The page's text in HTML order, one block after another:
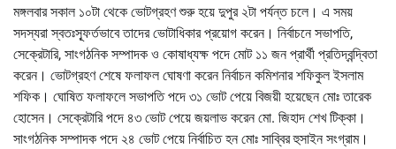
মঙ্গলবার সকাল ১০টা থেকে ভোটগ্রহণ শুরু হয়ে দুপুর ২টা পর্যন্ত চলে। এ সময়
সদস্যরা স্বতঃস্ফূর্তভাবে তাদের ভোটাধিকার প্রয়োগ করেন। নির্বাচনে সভাপতি,
সেক্রেটারি, সাংগঠনিক সম্পাদক ও কোষাধ্যক্ষ পদে মোট ১১ জন প্রার্থী প্রতিদ্বন্দ্বিতা
করেন। ভোটগ্রহণ শেষে ফলাফল ঘোষণা করেন নির্বাচন কমিশনার শফিকুল ইসলাম
শফিক। ঘোষিত ফলাফলে সভাপতি পদে ৩১ ভোট পেয়ে বিজয়ী হয়েছেন মোঃ তারেক
হোসেন। সেক্রেটারি পদে ৪৩ ভোট পেয়ে জয়লাভ করেন মো. জিহাদ শেখ টিক্কা।
সাংগঠনিক সম্পাদক পদে ২৪ ভোট পেয়ে নির্বাচিত হন মোঃ সাব্বির হুসাইন সংগ্রাম।